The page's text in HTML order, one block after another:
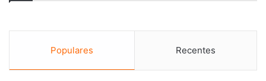
Populares Recentes